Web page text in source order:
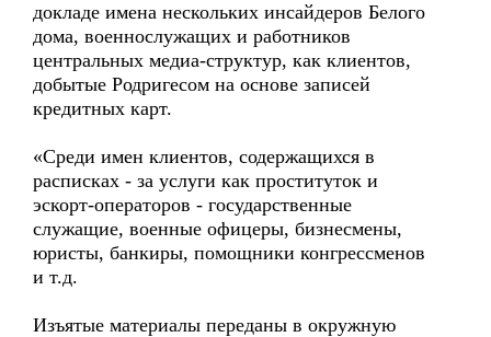
докладе имена нескольких инсайдеров Белого
дома, военнослужащих и работников
центральных медиа-структур, как клиентов,
добытые Родригесом на основе записей
кредитных карт.
«Среди имен клиентов, содержащихся в
расписках - за услуги как проституток и
эскорт-операторов - государственные
служащие, военные офицеры, бизнесмены,
юристы, банкиры, помощники конгрессменов
и т.д.
Изъятые материалы переданы в окружную